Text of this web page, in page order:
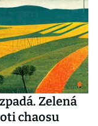
Zelená
chaosu